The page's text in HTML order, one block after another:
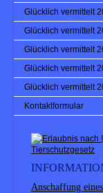
Glücklich vermittelt
Glücklich vermittelt
Glücklich vermittelt
Glücklich vermittelt
Glücklich vermittelt
Kontaktformular
Anschaffung